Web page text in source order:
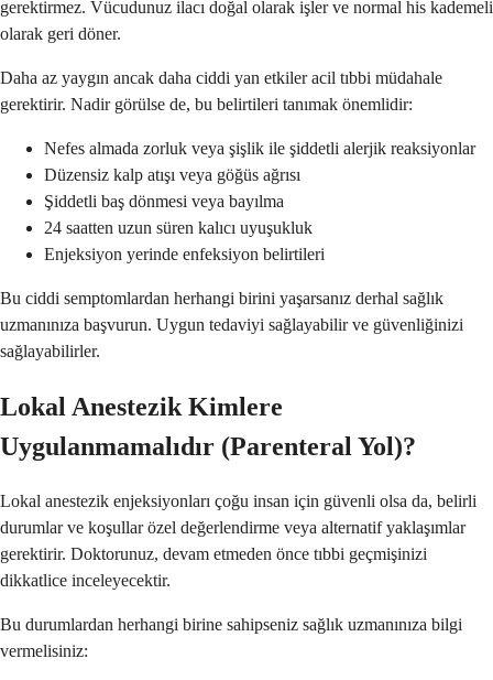
gerektirmez. Vücudunuz ilacı doğal olarak işler ve normal his kademeli
olarak geri döner.
Daha az yaygın ancak daha ciddi yan etkiler acil tıbbi müdahale
gerektirir. Nadir görülse de, bu belirtileri tanımak önemlidir:
Nefes almada zorluk veya şişlik ile şiddetli alerjik reaksiyonlar
Düzensiz kalp atışı veya göğüs ağrısı
Şiddetli baş dönmesi veya bayılma
24 saatten uzun süren kalıcı uyuşukluk
Enjeksiyon yerinde enfeksiyon belirtileri
Bu ciddi semptomlardan herhangi birini yaşarsanız derhal sağlık
uzmanınıza başvurun. Uygun tedaviyi sağlayabilir ve güvenliğinizi
sağlayabilirler.
Lokal Anestezik Kimlere
Uygulanmamalıdır (Parenteral Yol)?
Lokal anestezik enjeksiyonları çoğu insan için güvenli olsa da, belirli
durumlar ve koşullar özel değerlendirme veya alternatif yaklaşımlar
gerektirir. Doktorunuz, devam etmeden önce tıbbi geçmişinizi
dikkatlice inceleyecektir.
Bu durumlardan herhangi birine sahipseniz sağlık uzmanınıza bilgi
vermelisiniz: